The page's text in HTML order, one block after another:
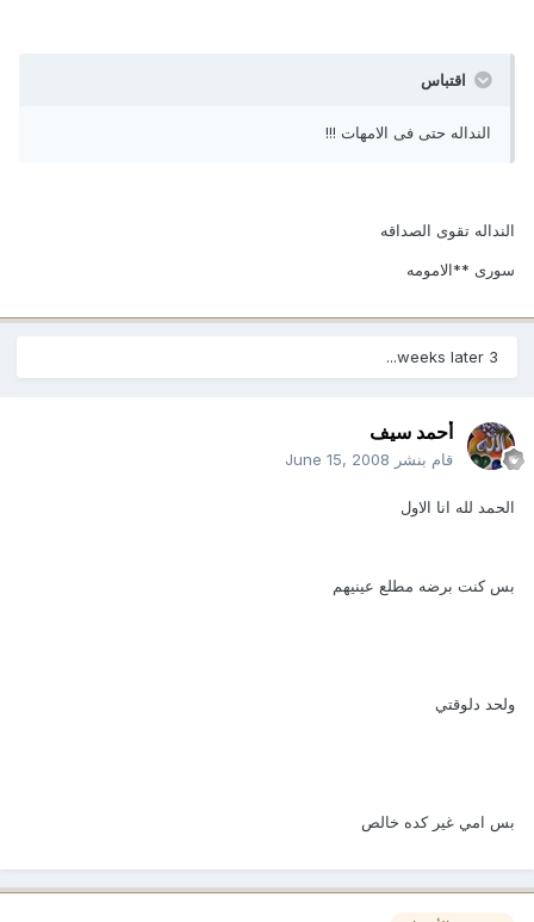
اقتباس
النداله حتى فى الامهات !!!
النداله تقوى الصداقه
سورى **الامومه
3 weeks later...
أحمد سيف
قام بنشر June 15, 2008
الحمد لله انا الاول
بس كنت برضه مطلع عينيهم
ولحد دلوقتي
بس امي غير كده خالص